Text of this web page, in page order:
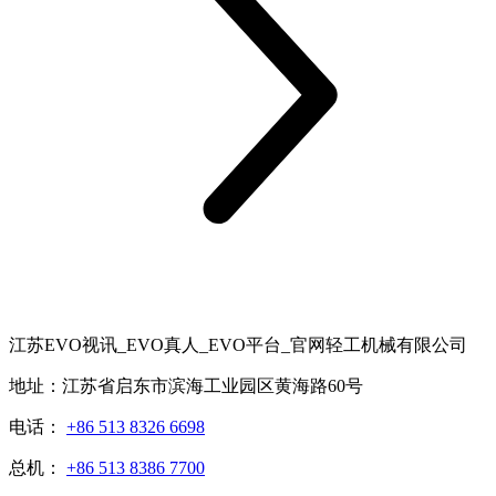
江苏EVO视讯_EVO真人_EVO平台_官网轻工机械有限公司
地址：江苏省启东市滨海工业园区黄海路60号
电话： +86 513 8326 6698
总机： +86 513 8386 7700